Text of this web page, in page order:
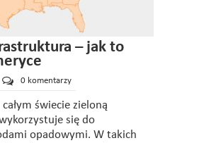
– jak to
0 komentarzy
świecie zieloną
się do
opadowymi. W takich